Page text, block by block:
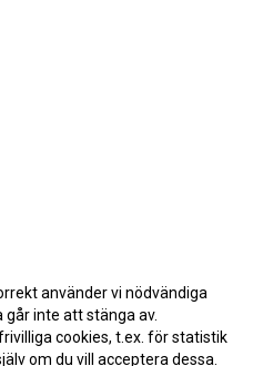
använder vi nödvändiga
inte att stänga av.
cookies, t.ex. för statistik
om du vill acceptera dessa.